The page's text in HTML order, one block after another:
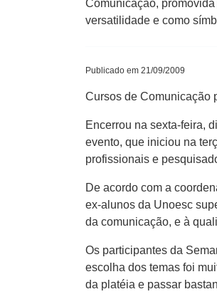
Comunicação,
versatilidade e como
Publicado em 21/09/2009
Cursos de Comunicação
Encerrou na sexta-feira,
evento, que iniciou na
profissionais e
De acordo com a
ex-alunos da Unoesc
da comunicação, e à
Os participantes da
escolha dos temas foi
da platéia e passar